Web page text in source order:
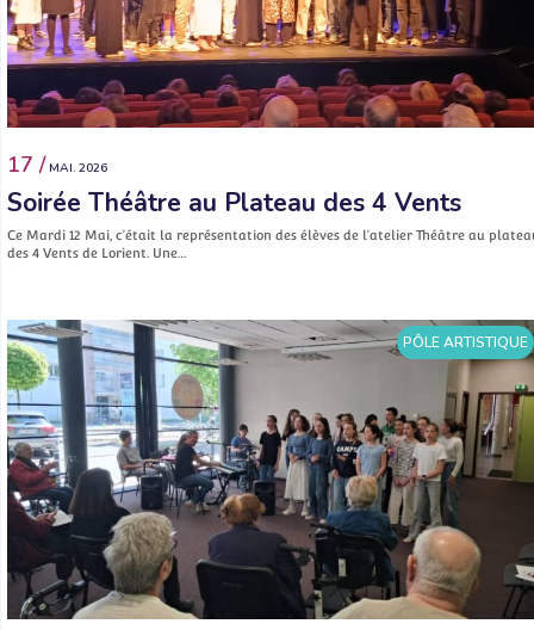
17 / MAI. 2026
Soirée Théâtre au Plateau des 4 Vents
Ce Mardi 12 Mai, c’était la représentation des élèves de l’atelier Théâtre au
des 4 Vents de Lorient. Une…
PÔLE ARTISTIQUE